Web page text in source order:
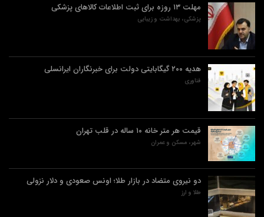
مهلت ۱۳ روزه برای ثبت اطلاعات کالاهای پزشکی
پزشکی، بهداشت و زیبایی
هدیه ۲۰۰ گیگابایتی دولت برای خبرنگاران ایرانسلی
فناوری
قیمت هر متر خانه ۱۰ ساله در قلب تهران
شهر، مسکن و عمران
دو نیروی متضاد در بازار طلا؛ اونس صعودی و دلار نزولی
طلا و ارز